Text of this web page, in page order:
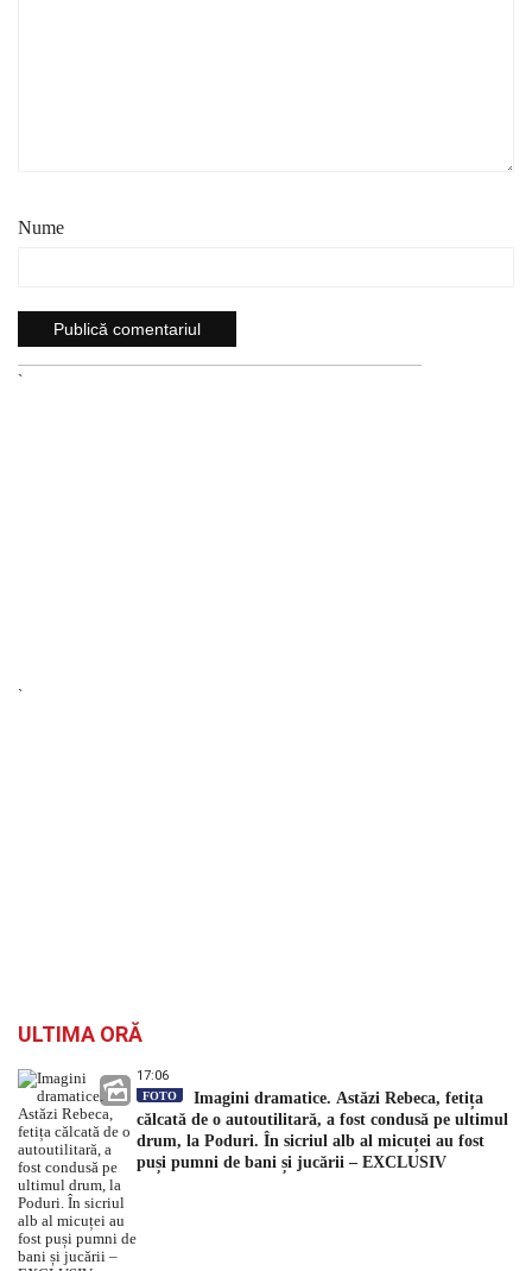
Nume
`
`
ULTIMA ORĂ
17:06
FOTO
Imagini dramatice. Astăzi Rebeca, fetița
călcată de o autoutilitară, a fost condusă pe ultimul
drum, la Poduri. În sicriul alb al micuței au fost
puși pumni de bani și jucării – EXCLUSIV